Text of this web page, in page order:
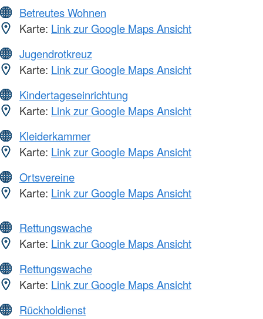
Betreutes Wohnen
Karte: Link zur Google Maps Ansicht
Jugendrotkreuz
Karte: Link zur Google Maps Ansicht
Kindertageseinrichtung
Karte: Link zur Google Maps Ansicht
Kleiderkammer
Karte: Link zur Google Maps Ansicht
Ortsvereine
Karte: Link zur Google Maps Ansicht
Rettungswache
Karte: Link zur Google Maps Ansicht
Rettungswache
Karte: Link zur Google Maps Ansicht
Rückholdienst